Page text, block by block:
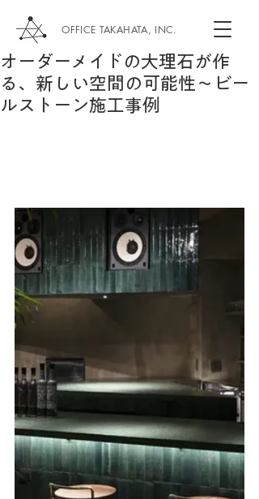
OFFICE TAKAHATA, INC.
オーダーメイドの大理石が作
る、新しい空間の可能性～ビー
ルストーン施工事例